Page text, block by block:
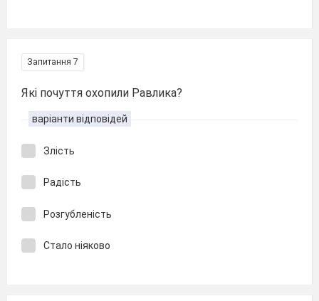
Запитання 7
Які почуття охопили Равлика?
варіанти відповідей
Злість
Радість
Розгубленість
Стало ніяково